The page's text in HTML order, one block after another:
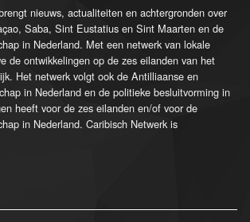
nieuws, actualiteiten en achtergronden over
Saba, Sint Eustatius en Sint Maarten en de
in Nederland. Met een netwerk van lokale
de ontwikkelingen op de zes eilanden van het
Het netwerk volgt ook de Antilliaanse en
in Nederland en de politieke besluitvorming in
heeft voor de zes eilanden en/of voor de
in Nederland. Caribisch Netwerk is